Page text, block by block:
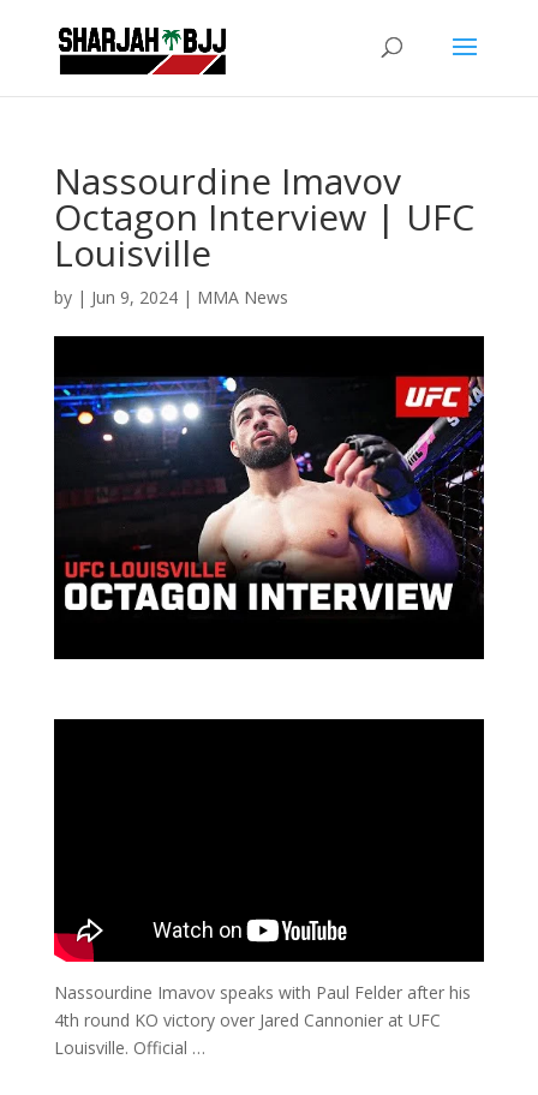
Nassourdine Imavov
Octagon Interview | UFC
Louisville
by | Jun 9, 2024| MMA News
Nassourdine Imavov speaks with Paul Felder after his
4th round KO victory over Jared Cannonier at UFC
Louisville. Official …